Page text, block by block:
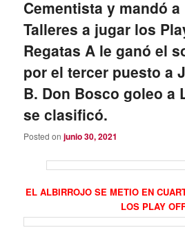
Cementista y mandó a
Talleres a jugar los
Regatas A le ganó el
por el tercer puesto a
B. Don Bosco goleo a
se clasificó.
Posted onjunio 30, 2021
EL ALBIRROJO SE METIO EN
LOS PLAY